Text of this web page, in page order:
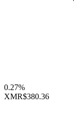
0.27%
XMR$380.36